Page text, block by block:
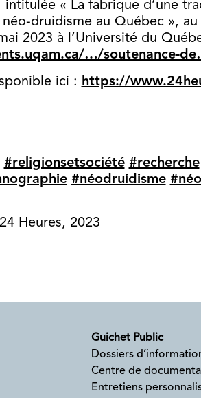
intitulée « La fabrique d’une
druidisme au Québec »,
2023 à l’Université du
…/soutenance-
ici : https://
#religionsetsociété #recherche
#néodruidisme
Heures, 2023
Guichet Public
Dossiers
Centre de
Entretiens